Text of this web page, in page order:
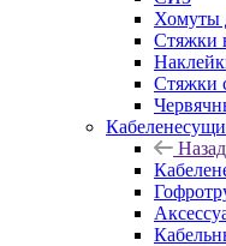
Хомуты
Стяжки
Стяжки
Назад